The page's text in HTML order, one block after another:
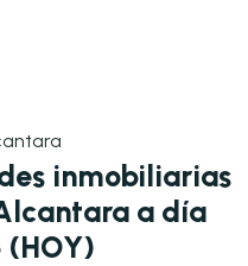
inmobiliarias
a día